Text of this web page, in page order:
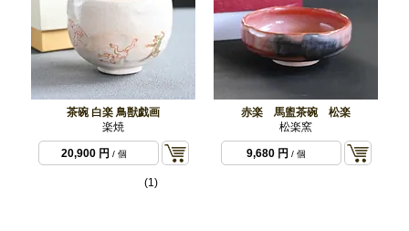
茶碗 白楽 鳥獣戯画
楽焼
20,900 円 / 個
(1)
赤楽 馬盥茶碗 松楽
松楽窯
9,680 円 / 個